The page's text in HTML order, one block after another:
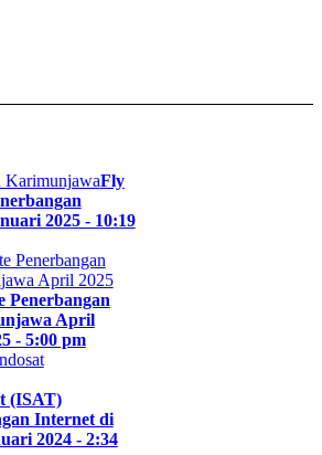
Fly
2025 - 10:19
Penerbangan
April
- 5:00 pm
(ISAT)
Internet di
2024 - 2:34